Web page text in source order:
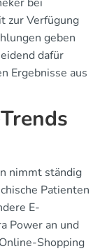
zur Verfügung
geben
dafür
Ergebnisse aus
nimmt ständig
Patienten
E-
Power an und
Shopping